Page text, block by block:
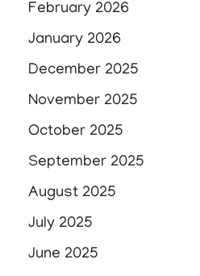
February 2026
January 2026
December 2025
November 2025
October 2025
September 2025
August 2025
July 2025
June 2025